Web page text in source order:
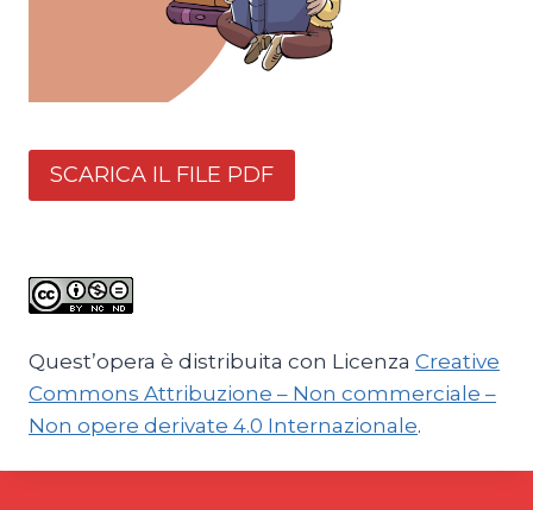
SCARICA IL FILE PDF
Quest’opera è distribuita con Licenza Creative
Commons Attribuzione – Non commerciale –
Non opere derivate 4.0 Internazionale.